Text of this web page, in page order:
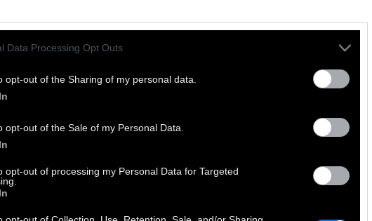
Data Processing Opt Outs
opt-out of the Sharing of my personal data.
opt-out of the Sale of my Personal Data.
opt-out of processing my Personal Data for Targeted
διήμερο με ελεύθερη
είσοδο
δωρεάν αξιόλογες εκδηλώσεις τον Μάιο σε
φιλοξενεί ένα εκλεκτικό μυυσικό διήμερο
15 Μαΐου 2024